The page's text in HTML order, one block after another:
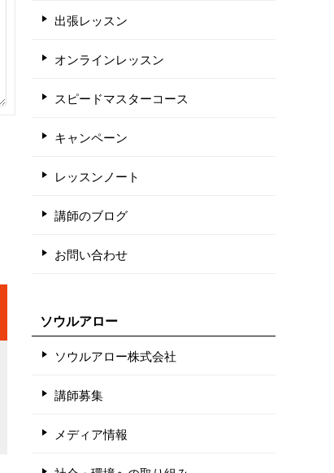
出張レッスン
オンラインレッスン
スピードマスターコース
キャンペーン
レッスンノート
講師のブログ
お問い合わせ
ソウルアロー
ソウルアロー株式会社
講師募集
メディア情報